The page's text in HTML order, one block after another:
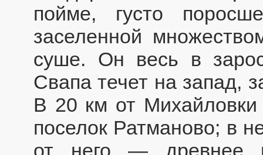
пойме, густо
заселенной
суше. Он весь в
Свапа течет на запад,
В 20 км от
поселок Ратманово; в
от него — древнее